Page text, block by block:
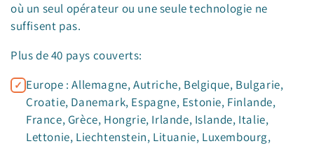
où un seul opérateur ou une seule technologie ne
suffisent pas.
Plus de 40 pays couverts:
Europe : Allemagne, Autriche, Belgique, Bulgarie,
Croatie, Danemark, Espagne, Estonie, Finlande,
France, Grèce, Hongrie, Irlande, Islande, Italie,
Lettonie, Liechtenstein, Lituanie, Luxembourg,